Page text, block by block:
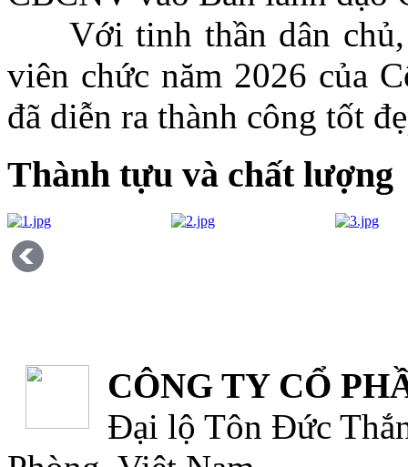
Với tinh thần dân chủ,
viên chức năm 2026 của
đã diễn ra thành công tốt
Thành tựu và chất lượng
CÔNG TY CỔ
Đại lộ Tôn Đức